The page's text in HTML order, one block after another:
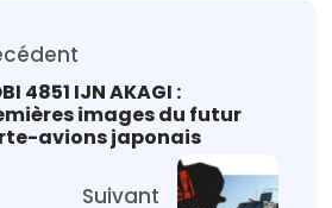
4851 IJN AKAGI :
images du futur
avions japonais
Suivant